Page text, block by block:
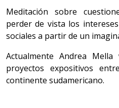
Meditación sobre
perder de vista los
sociales a partir de un
Actualmente Andrea
proyectos expositivos
continente sudamericano.